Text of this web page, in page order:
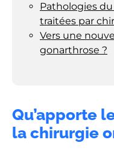
Pathologies
traitées par
Vers une
gonarthrose ?
Qu’apporte
la chirurgie